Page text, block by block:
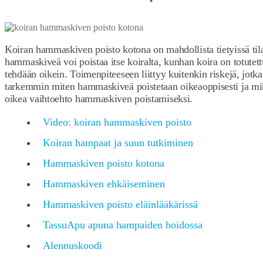
Koiran hammaskiven poisto kotona on mahdollista tietyissä
hammaskiveä voi poistaa itse koiralta, kunhan koira on
tehdään oikein. Toimenpiteeseen liittyy kuitenkin riskejä,
tarkemmin miten hammaskiveä poistetaan oikeaoppisesti ja
oikea vaihtoehto hammaskiven poistamiseksi.
Video: koiran hammaskiven poisto
Koiran hampaat ja suun tutkiminen
Hammaskiven poisto kotona
Hammaskiven ehkäiseminen
Hammaskiven poisto eläinlääkärissä
TassuApu apuna hampaiden hoidossa
Alennuskoodi